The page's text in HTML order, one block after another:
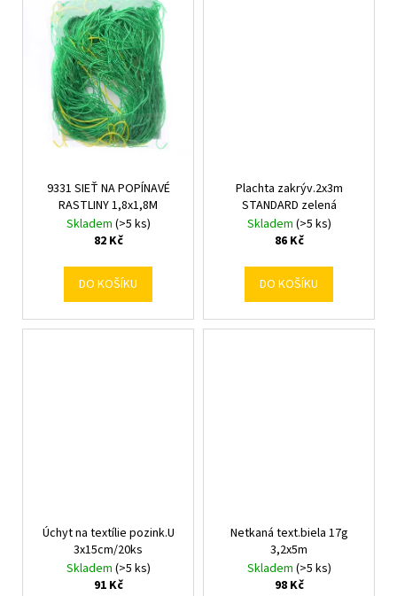
9331 SIEŤ NA POPÍNAVÉ
RASTLINY 1,8x1,8M
Skladem (>5 ks)
82 Kč
DO KOŠÍKU
Plachta zakrýv.2x3m
STANDARD zelená
Skladem (>5 ks)
86 Kč
DO KOŠÍKU
Úchyt na textílie pozink.U
3x15cm/20ks
Skladem (>5 ks)
91 Kč
Netkaná text.biela 17g
3,2x5m
Skladem (>5 ks)
98 Kč